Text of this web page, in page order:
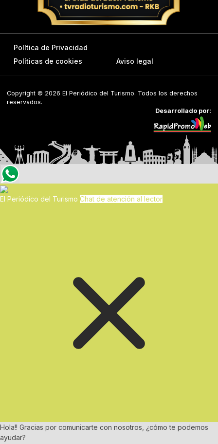
Política de Privacidad
Políticas de cookies
Aviso legal
Copyright © 2026 El Periódico del Turismo. Todos los derechos
reservados.
Desarrollado por:
El Periódico del Turismo Chat de atención al lector
Hola!! Gracias por comunicarte con nosotros, ¿cómo te podemos
ayudar?